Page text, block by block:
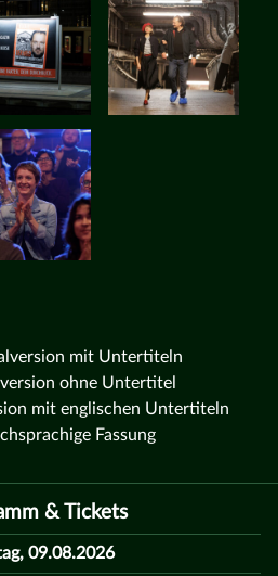
mit Untertiteln
ohne Untertitel
mit englischen Untertiteln
Fassung
& Tickets
09.08.2026